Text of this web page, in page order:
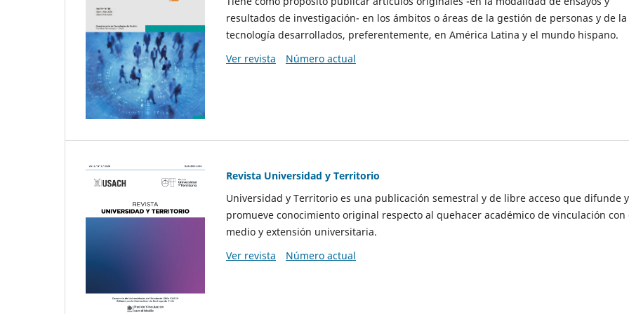
resultados de investigación- en los ámbitos o áreas de la gestión de personas y de la
tecnología desarrollados, preferentemente, en América Latina y el mundo hispano.
Ver revista
Número actual
Revista Universidad y Territorio
Universidad y Territorio es una publicación semestral y de libre acceso que difunde y
promueve conocimiento original respecto al quehacer académico de vinculación con
medio y extensión universitaria.
Ver revista
Número actual